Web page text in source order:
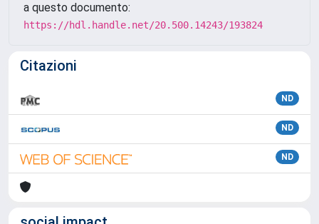
a questo documento:
https://hdl.handle.net/20.500.14243/193824
Citazioni
ND
ND
ND